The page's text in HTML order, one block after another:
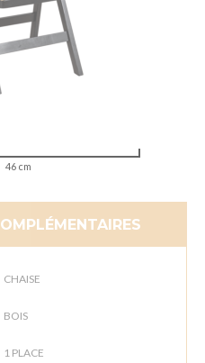
46 cm
CHAISE
BOIS
1 PLACE